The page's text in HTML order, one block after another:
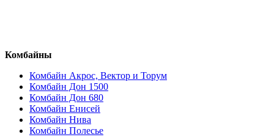
Комбайны
Комбайн Акрос, Вектор и Торум
Комбайн Дон 1500
Комбайн Дон 680
Комбайн Енисей
Комбайн Нива
Комбайн Полесье